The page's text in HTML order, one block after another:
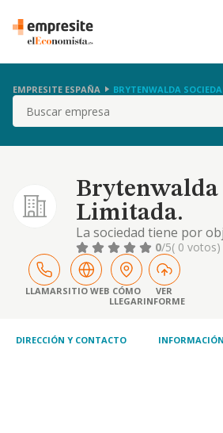
EMPRESITE ESPAÑA BRYTENWALDA
Buscar
Brytenwalda
Limitada.
La sociedad tiene por
calidad de intermediaria
siguientes actividades:
servicios de estudio y
para su tratamiento
programación para
para ordenadores
0/5( 0 votos)
LLAMARSITIO WEB CÓMO
LLEGAR
VER
INFORME
DIRECCIÓN Y CONTACTO